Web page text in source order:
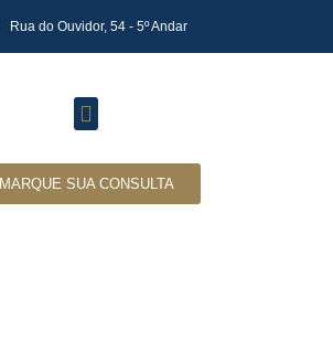
Rua do Ouvidor, 54 - 5º Andar
MARQUE SUA CONSULTA